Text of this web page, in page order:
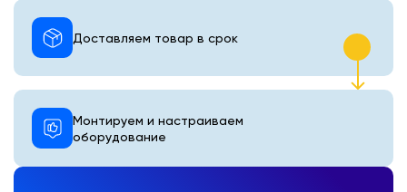
Монтируем и настраиваем
оборудование
Доставляем товар в срок